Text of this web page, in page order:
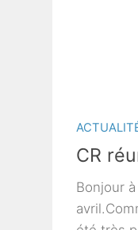
CR
Bonjour